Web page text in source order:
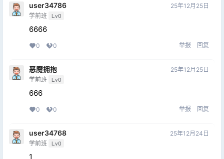
user34786
学前班 Lv0
25年12月25日
6666
0 0 举报 回复
恶魔拥抱
学前班 Lv0
25年12月25日
666
0 0 举报 回复
user34768
学前班 Lv0
25年12月24日
1